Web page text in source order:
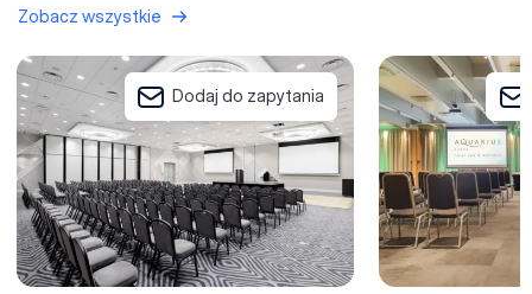
Zobacz wszystkie
Diune Hotel & Resort
Dodaj do zapytania
Hotel Aquarius